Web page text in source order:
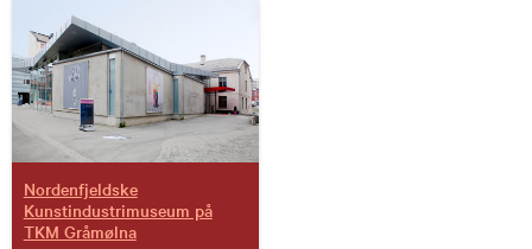
Nordenfjeldske
Kunstindustrimuseum på
TKM Gråmølna